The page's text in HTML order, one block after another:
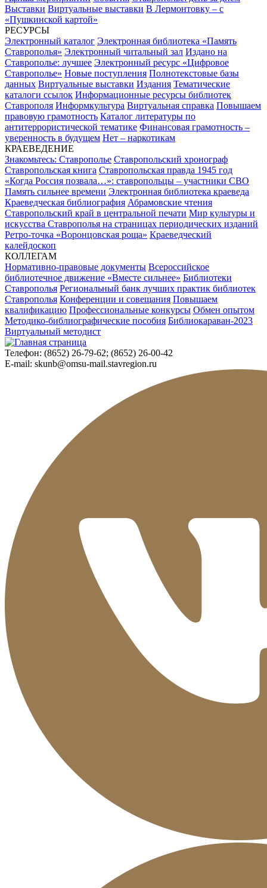
Выставки Виртуальные выставки В Лермонтовку – с
«Пушкинской картой»
РЕСУРСЫ
Электронный каталог Электронная библиотека «Память
Ставрополья» Электронный читальный зал Издано на
Ставрополье: лучшее Электронный ресурс «Цифровое
Ставрополье» Новые поступления Полнотекстовые базы
данных Виртуальные выставки Издания Тематические
каталоги ссылок Информационные ресурсы библиотек
Ставрополя Информкультура Виртуальная справка Повышаем
правовую грамотность Каталог литературы по
антитеррористической тематике Финансовая грамотность –
уверенность в будущем Нет – наркотикам
КРАЕВЕДЕНИЕ
Знакомьтесь: Ставрополье Ставропольский хронограф
Ставропольская книга Ставропольская правда 1945 год
«Когда Россия позвала…»: ставропольцы – участники СВО
Память сильнее времени Электронная библиотека краеведа
Краеведческая библиография Абрамовские чтения
Ставропольский край в центральной печати Мир культуры и
искусства Ставрополья на страницах периодических изданий
Ретро-точка «Воронцовская роща» Краеведческий
калейдоскоп
КОЛЛЕГАМ
Нормативно-правовые документы Всероссийское
библиотечное движение «Вместе сильнее» Библиотеки
Ставрополья Региональный банк лучших практик библиотек
Ставрополья Конференции и совещания Повышаем
квалификацию Профессиональные конкурсы Обмен опытом
Методико-библиографические пособия Библиокараван-2023
Виртуальный методист
Телефон: (8652) 26-79-62; (8652) 26-00-42
E-mail: skunb@omsu-mail.stavregion.ru